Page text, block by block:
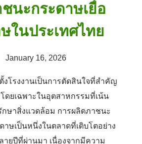
นะกระดาษเยื่อ
ในประเทศไทย
January 16, 2026
งโรงงานเป็นการตัดสินใจที่สำคัญ
ดยเฉพาะในอุตสาหกรรมที่เน้น
กษาสิ่งแวดล้อม การผลิตภาชนะ
าษเป็นหนึ่งในตลาดที่เติบโตอย่าง
ายปีที่ผ่านมา เนื่องจากมีความ